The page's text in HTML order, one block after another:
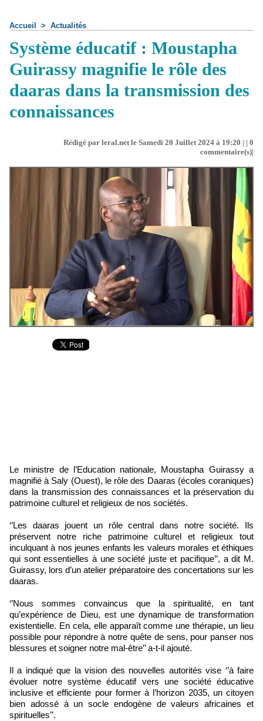
Accueil > Actualités
Système éducatif : Moustapha
Guirassy magnifie le rôle des
daaras dans la transmission des
connaissances
Rédigé par leral.net le Samedi 20 Juillet 2024 à 19:20 | | 0
commentaire(s)|
Le ministre de l’Education nationale, Moustapha Guirassy a
magnifié à Saly (Ouest), le rôle des Daaras (écoles coraniques)
dans la transmission des connaissances et la préservation du
patrimoine culturel et religieux de nos sociétés.
‘’Les daaras jouent un rôle central dans notre société. Ils
préservent notre riche patrimoine culturel et religieux tout
inculquant à nos jeunes enfants les valeurs morales et éthiques
qui sont essentielles à une société juste et pacifique’’, a dit M.
Guirassy, lors d’un atelier préparatoire des concertations sur les
daaras.
‘’Nous sommes convaincus que la spiritualité, en tant
qu’expérience de Dieu, est une dynamique de transformation
existentielle. En cela, elle apparaît comme une thérapie, un lieu
possible pour répondre à notre quête de sens, pour panser nos
blessures et soigner notre mal-être’’ a-t-il ajouté.
Il a indiqué que la vision des nouvelles autorités vise ‘’à faire
évoluer notre système éducatif vers une société éducative
inclusive et efficiente pour former à l’horizon 2035, un citoyen
bien adossé à un socle endogène de valeurs africaines et
spirituelles’’.